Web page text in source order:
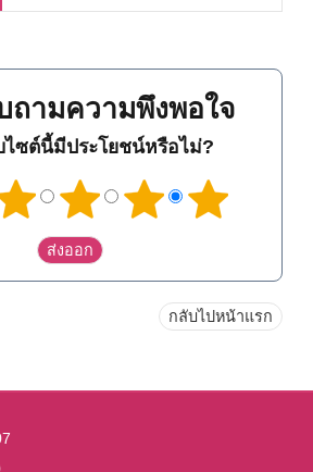
ถามความพึงพอใจ
ไซต์นี้มีประโยชน์หรือไม่?
กลับไปหน้าแรก